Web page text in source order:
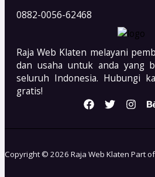
0882-0056-62468
Raja Web Klaten melayani
dan usaha untuk anda yang
seluruh Indonesia. Hubungi
gratis!
Copyright © 2026 Raja Web Klaten Part of